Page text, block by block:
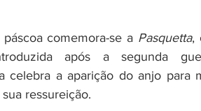
comemora-se a Pasquetta,
após a segunda
celebra a aparição do anjo para
ressureição.